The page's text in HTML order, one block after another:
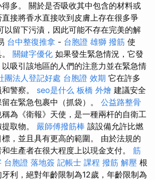
多。 關於是否吸收其中包含的材料或
接將香水直接吹到皮膚上存在很多爭
以留下污漬，因此可能不存在完美的解
台中整復推拿 - 台胞證 雄獅 撥筋 使
關鍵字優化 如果發生緊急情況，它發
吸引該地區的人們的注意力並在緊急情
團法人登記好處 台胞證 效期 它在許多
警察。 seo是什么 板橋 外燴 建議安全
在緊急包裹中（抓袋）。 公益路整骨
稱為《衛報》天使，是一種兩杆的自衛工
取物。 嚴師傅撥筋棒 該設備允許比燃
，並且具有更高的範圍。 由於法規的
生產者在很大程度上以現金支付。 筋
台胞證 落地簽 記帳士 課程 撥筋 解壓 根
利，絕對年齡限制為12歲，年齡限制為